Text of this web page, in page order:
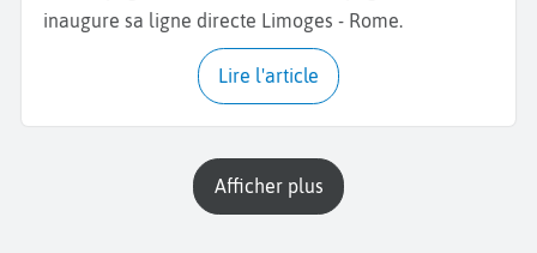
inaugure sa ligne directe Limoges - Rome.
Lire l'article
Afficher plus